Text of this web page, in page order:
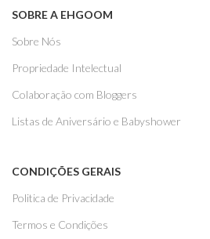
SOBRE A EHGOOM
Sobre Nós
Propriedade Intelectual
Colaboração com Bloggers
Listas de Aniversário e Babyshower
CONDIÇÕES GERAIS
Politica de Privacidade
Termos e Condições